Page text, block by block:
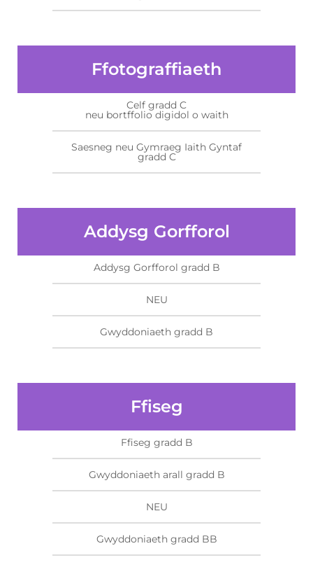
Ffotograffiaeth
Celf gradd C
neu bortffolio digidol o waith
Saesneg neu Gymraeg Iaith Gyntaf
gradd C
Addysg Gorfforol
Addysg Gorfforol gradd B
NEU
Gwyddoniaeth gradd B
Ffiseg
Ffiseg gradd B
Gwyddoniaeth arall gradd B
NEU
Gwyddoniaeth gradd BB